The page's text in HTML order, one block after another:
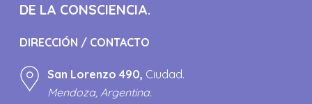
DE LA CONSCIENCIA.
DIRECCIÓN / CONTACTO
San Lorenzo 490, Ciudad.
Mendoza, Argentina.